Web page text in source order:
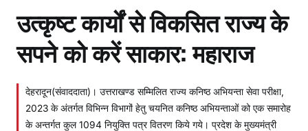
उत्कृष्ट कार्यों से विकसित राज्य के
सपने को करें साकार: महाराज
देहरादून(संवाददाता)। उत्तराखण्ड सम्मिलित राज्य कनिष्ठ अभियन्ता सेवा परीक्षा,
2023 के अंतर्गत विभिन्न विभागों हेतु चयनित कनिष्ठ अभियन्ताओं को एक समारोह
के अन्तर्गत कुल 1094 नियुक्ति पत्र वितरण किये गये। प्रदेश के मुख्यमंत्री